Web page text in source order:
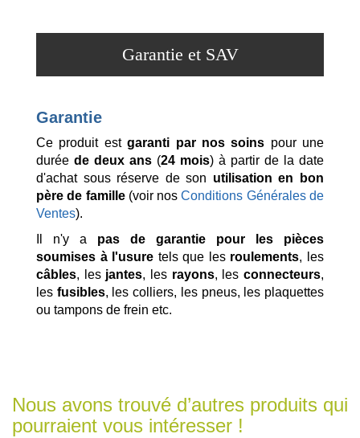
Garantie et SAV
Garantie
Ce produit estgaranti par nos soins pour une
durée de deux ans (24 mois) à partir de la date
d'achat sous réserve de son utilisation en bon
père de famille(voir nosConditions Générales de
Ventes).
Il n'y a pas de garantie pour les pièces
soumises à l'usure tels que les roulements, les
câbles, les jantes, les rayons, lesconnecteurs,
les fusibles, les colliers, les pneus, les plaquettes
ou tampons de frein etc.
Nous avons trouvé d’autres produits qui
pourraient vous intéresser !